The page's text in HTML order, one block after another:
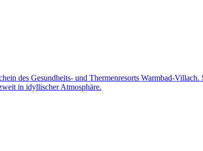
des Gesundheits- und Thermenresorts Warmbad-
in idyllischer Atmosphäre.